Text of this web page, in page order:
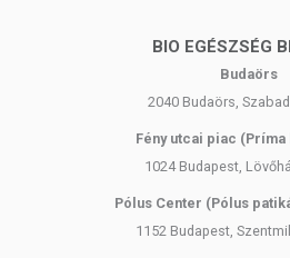
BIO EGÉSZSÉG
Budaörs
2040 Budaörs,
Fény utcai piac (Príma
1024 Budapest,
Pólus Center (Pólus
1152 Budapest,